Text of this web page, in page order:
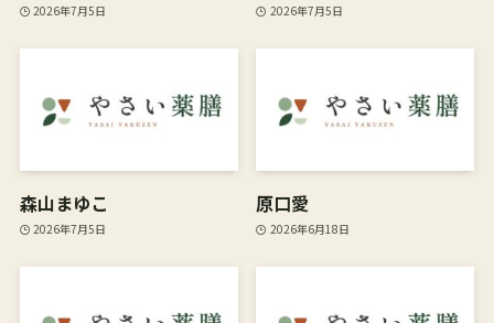
2026年7月5日 2026年7月5日
森山まゆこ
2026年7月5日
原口愛
2026年6月18日